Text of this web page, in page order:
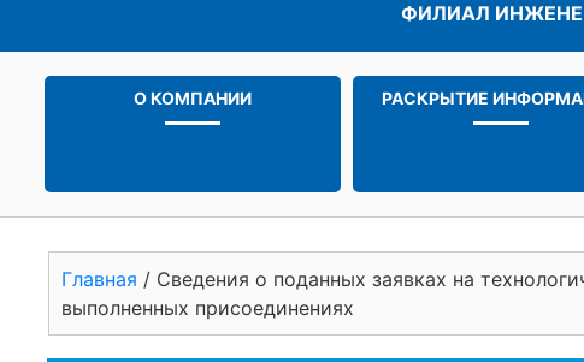
ФИЛИАЛ
О КОМПАНИИ РАСКРЫТИЕ
Главная / Сведения о поданных заявках на
выполненных присоединениях